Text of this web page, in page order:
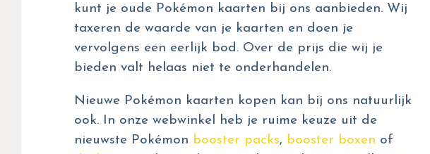
kunt je oude Pokémon kaarten bij ons aanbieden. Wij
taxeren de waarde van je kaarten en doen je
vervolgens een eerlijk bod. Over de prijs die wij je
bieden valt helaas niet te onderhandelen.
Nieuwe Pokémon kaarten kopen kan bij ons natuurlijk
ook. In onze webwinkel heb je ruime keuze uit de
nieuwste Pokémon booster packs, booster boxen of